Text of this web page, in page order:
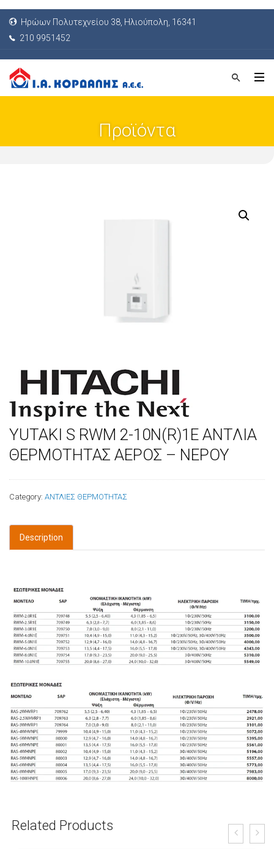
Ηρώων Πολυτεχνείου 38, Ηλιούπολη, 16341
210 9951452
Προϊόντα
ΥUTAKI S RWM 2-10N(R)1E ΑΝΤΛΙA
ΘΕΡΜΟΤΗΤΑΣ ΑΕΡΟΣ – ΝΕΡΟΥ
Category: ΑΝΤΛΙΕΣ ΘΕΡΜΟΤΗΤΑΣ
Description
Related Products